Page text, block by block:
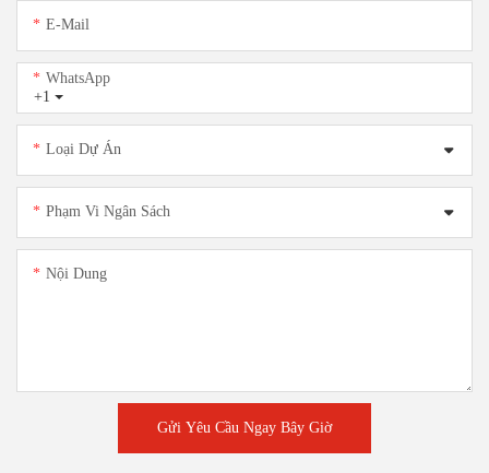
E-Mail
+1
WhatsApp
Loại Dự Án
Phạm Vi Ngân Sách
Nội Dung
Gửi Yêu Cầu Ngay Bây Giờ